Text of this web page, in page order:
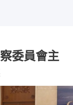
委員會主